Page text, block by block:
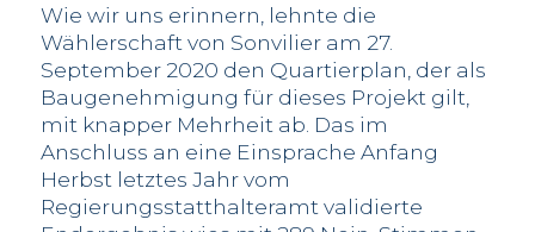
Wie wir uns erinnern, lehnte die
Wählerschaft von Sonvilier am 27.
September 2020 den Quartierplan, der als
Baugenehmigung für dieses Projekt gilt,
mit knapper Mehrheit ab. Das im
Anschluss an eine Einsprache Anfang
Herbst letztes Jahr vom
Regierungsstatthalteramt validierte